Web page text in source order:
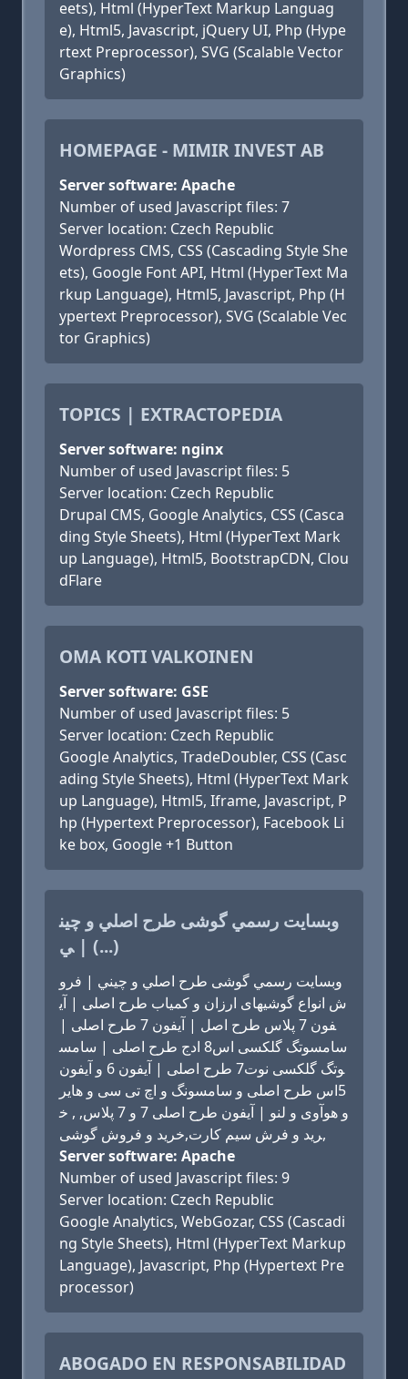
eets), Html (HyperText Markup Languag
e), Html5, Javascript, jQuery UI, Php (Hype
rtext Preprocessor), SVG (Scalable Vector
Graphics)
HOMEPAGE - MIMIR INVEST AB
Server software: Apache
Number of used Javascript files: 7
Server location: Czech Republic
Wordpress CMS, CSS (Cascading Style She
ets), Google Font API, Html (HyperText Ma
rkup Language), Html5, Javascript, Php (H
ypertext Preprocessor), SVG (Scalable Vec
tor Graphics)
TOPICS | EXTRACTOPEDIA
Server software: nginx
Number of used Javascript files: 5
Server location: Czech Republic
Drupal CMS, Google Analytics, CSS (Casca
ding Style Sheets), Html (HyperText Mark
up Language), Html5, BootstrapCDN, Clou
dFlare
OMA KOTI VALKOINEN
Server software: GSE
Number of used Javascript files: 5
Server location: Czech Republic
Google Analytics, TradeDoubler, CSS (Casc
ading Style Sheets), Html (HyperText Mark
up Language), Html5, Iframe, Javascript, P
hp (Hypertext Preprocessor), Facebook Li
ke box, Google +1 Button
وبسايت رسمي گوشی طرح اصلي و چين
ي | (...)
وبسايت رسمي گوشی طرح اصلي و چيني | فرو
ش انواع گوشیهای ارزان و کمیاب طرح اصلی | آی
فون 7 پلاس طرح اصل | آیفون 7 طرح اصلی |
سامسوتگ گلکسی اس8 ادج طرح اصلی | سامس
وتگ گلکسی نوت7 طرح اصلی | آیفون 6 و آیفون
5اس طرح اصلی و سامسونگ و اچ تی سی و هایر
و هوآوی و لنو | آیفون طرح اصلی 7 و 7 پلاس, , خ
رید و فرش سیم کارت,خرید و فروش گوشی,
Server software: Apache
Number of used Javascript files: 9
Server location: Czech Republic
Google Analytics, WebGozar, CSS (Cascadi
ng Style Sheets), Html (HyperText Markup
Language), Javascript, Php (Hypertext Pre
processor)
ABOGADO EN RESPONSABILIDAD